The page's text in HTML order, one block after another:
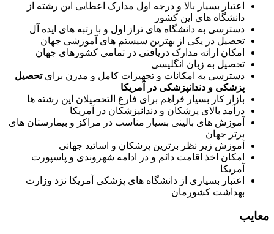
اعتبار بسیار بالا و درجه اول مدارک اعطایی این رشته از
دانشگاه های این کشور
دسترسی به دانشگاه های تراز اول و با رتبه های ایده آل
تحصیل در یکی از بهترین سیستم های آموزشی جهان
امکان ارائه مدارک دریافتی در تمامی کشورهای جهان
تحصیل به زبان انگلیسی
دسترسی به امکانات و تجهیزات کامل و مدرن برایتحصیل
پزشکی و دندانپزشکی در آمریکا
بازار کار بسیار فراهم برای فارغ التحصیلان این رشته ها
درآمد بالای پزشکان و دندانپزشکان در آمریکا
آموزش های بالینی بسیار مناسب در مراکز و بیمارستان های
برتر جهان
آموزش زیر نظر برترین پزشکان و اساتید جهانی
امکان اخذ اقامت دائم و در ادامه شهروندی و پاسپورت
آمریکا
اعتبار بسیاری از دانشگاه های پزشکی آمریکا نزد وزارت
بهداشت کشورمان
معایب